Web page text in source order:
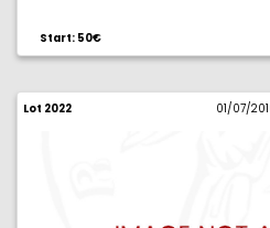
Start: 50€
Lot 2022 01/07/